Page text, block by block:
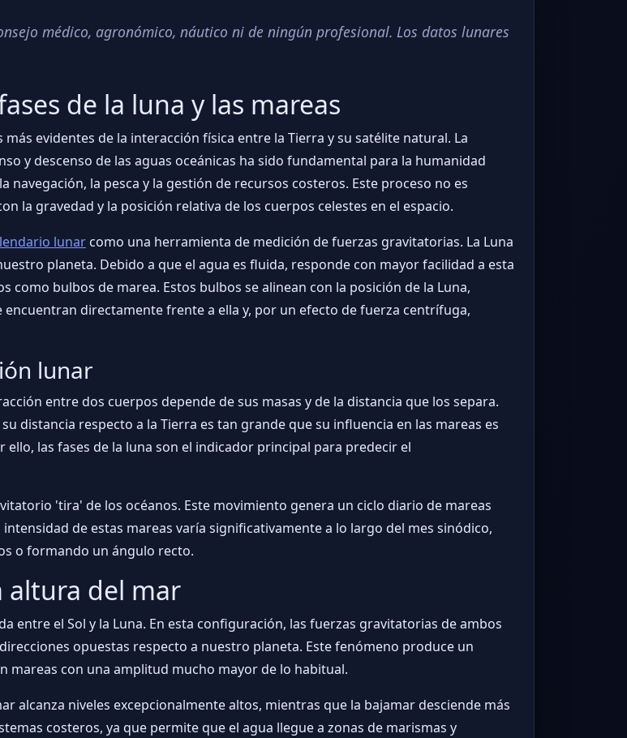
médico, agronómico, náutico ni de ningún profesional. Los datos lunares
de la luna y las mareas
evidentes de la interacción física entre la Tierra y su satélite natural. La
y descenso de las aguas oceánicas ha sido fundamental para la humanidad
la pesca y la gestión de recursos costeros. Este proceso no es
la gravedad y la posición relativa de los cuerpos celestes en el espacio.
lunar como una herramienta de medición de fuerzas gravitatorias. La Luna
planeta. Debido a que el agua es fluida, responde con mayor facilidad a esta
bulbos de marea. Estos bulbos se alinean con la posición de la Luna,
directamente frente a ella y, por un efecto de fuerza centrífuga,
lunar
entre dos cuerpos depende de sus masas y de la distancia que los separa.
distancia respecto a la Tierra es tan grande que su influencia en las mareas es
las fases de la luna son el indicador principal para predecir el
'tira' de los océanos. Este movimiento genera un ciclo diario de mareas
de estas mareas varía significativamente a lo largo del mes sinódico,
o formando un ángulo recto.
altura del mar
entre el Sol y la Luna. En esta configuración, las fuerzas gravitatorias de ambos
opuestas respecto a nuestro planeta. Este fenómeno produce un
mareas con una amplitud mucho mayor de lo habitual.
alcanza niveles excepcionalmente altos, mientras que la bajamar desciende más
costeros, ya que permite que el agua llegue a zonas de marismas y